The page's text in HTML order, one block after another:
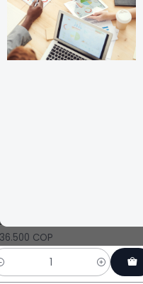
DE AGUA ELECTRICA
LG CR444870
COP
LG CR445868
COP